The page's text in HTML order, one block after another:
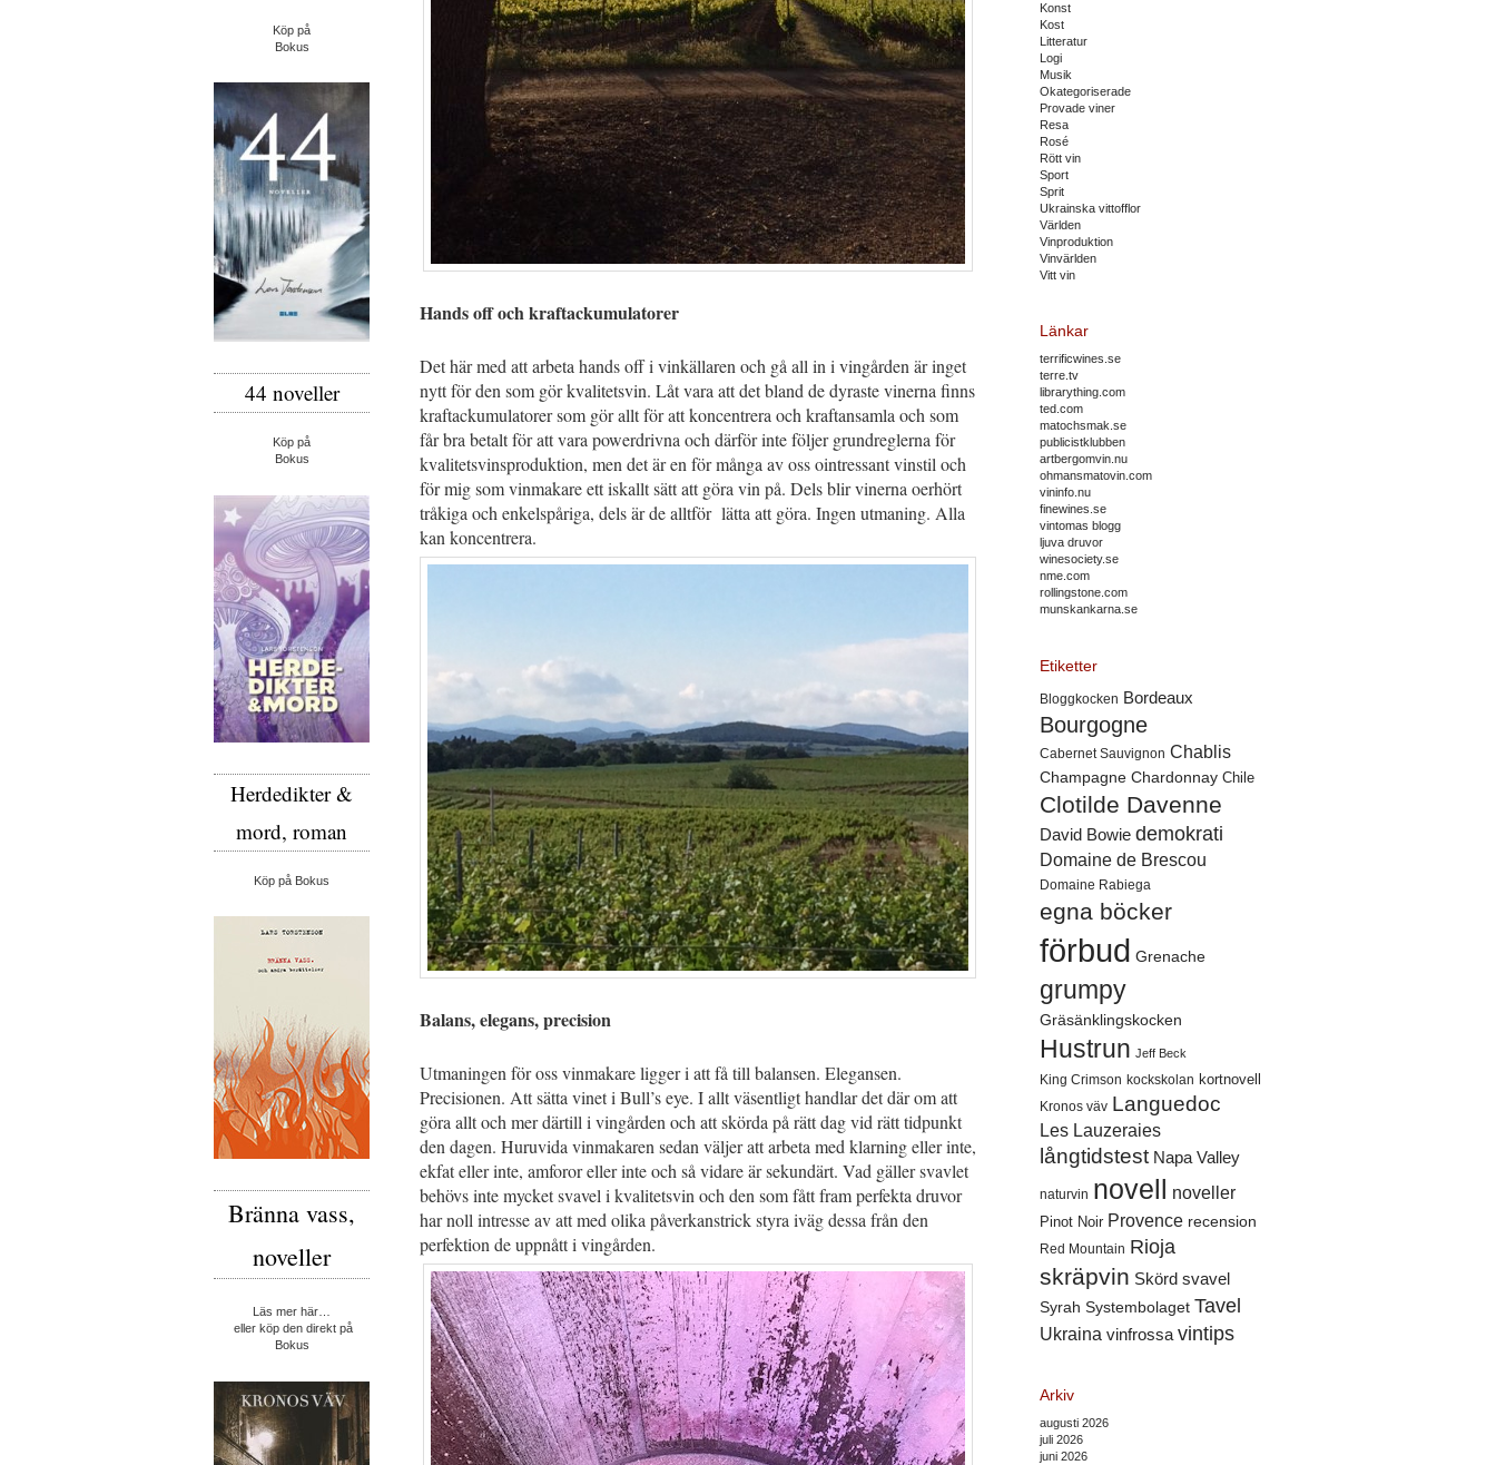
Hands off och kraftackumulatorer
Det här med att arbeta hands off i vinkällaren och gå all in i vingården är inget
nytt för den som gör kvalitetsvin. Låt vara att det bland de dyraste vinerna finns
kraftackumulatorer som gör allt för att koncentrera och kraftansamla och som
får bra betalt för att vara powerdrivna och därför inte följer grundreglerna för
kvalitetsvinsproduktion, men det är en för många av oss ointressant vinstil och
för mig som vinmakare ett iskallt sätt att göra vin på. Dels blir vinerna oerhört
tråkiga och enkelspåriga, dels är de alltför lätta att göra. Ingen utmaning. Alla
kan koncentrera.
Balans, elegans, precision
Utmaningen för oss vinmakare ligger i att få till balansen. Elegansen.
Precisionen. Att sätta vinet i Bull’s eye. I allt väsentligt handlar det där om att
göra allt och mer därtill i vingården och att skörda på rätt dag vid rätt tidpunkt
den dagen. Huruvida vinmakaren sedan väljer att arbeta med klarning eller inte,
ekfat eller inte, amforor eller inte och så vidare är sekundärt. Vad gäller svavlet
behövs inte mycket svavel i kvalitetsvin och den som fått fram perfekta druvor
har noll intresse av att med olika påverkanstrick styra iväg dessa från den
perfektion de uppnått i vingården.
Konst
Kost
Litteratur
Logi
Musik
Okategoriserade
Provade viner
Resa
Rosé
Rött vin
Sport
Sprit
Ukrainska vittofflor
Världen
Vinproduktion
Vinvärlden
Vitt vin
Länkar
terrificwines.se
terre.tv
librarything.com
ted.com
matochsmak.se
publicistklubben
artbergomvin.nu
ohmansmatovin.com
vininfo.nu
finewines.se
vintomas blogg
ljuva druvor
winesociety.se
nme.com
rollingstone.com
munskankarna.se
Etiketter
Bloggkocken Bordeaux
Bourgogne
Cabernet Sauvignon Chablis
Champagne Chardonnay Chile
Clotilde Davenne
David Bowie demokrati
Domaine de Brescou
Domaine Rabiega
egna böcker
förbud Grenache
grumpy
Gräsänklingskocken
Hustrun Jeff Beck
King Crimson kockskolan kortnovell
Kronos väv Languedoc
Les Lauzeraies
långtidstest Napa Valley
naturvin novell noveller
Pinot Noir Provence recension
Red Mountain Rioja
skräpvin Skörd svavel
Syrah Systembolaget Tavel
Ukraina vinfrossa vintips
Arkiv
augusti 2026
juli 2026
juni 2026
Köp på
Bokus
44 noveller
Köp på
Bokus
Herdedikter &
mord, roman
Köp på Bokus
Bränna vass,
noveller
Läs mer här…
eller köp den direkt på
Bokus